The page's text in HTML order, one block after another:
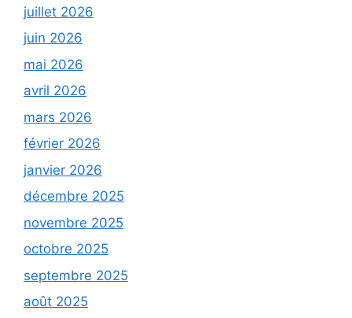
juillet 2026
juin 2026
mai 2026
avril 2026
mars 2026
février 2026
janvier 2026
décembre 2025
novembre 2025
octobre 2025
septembre 2025
août 2025